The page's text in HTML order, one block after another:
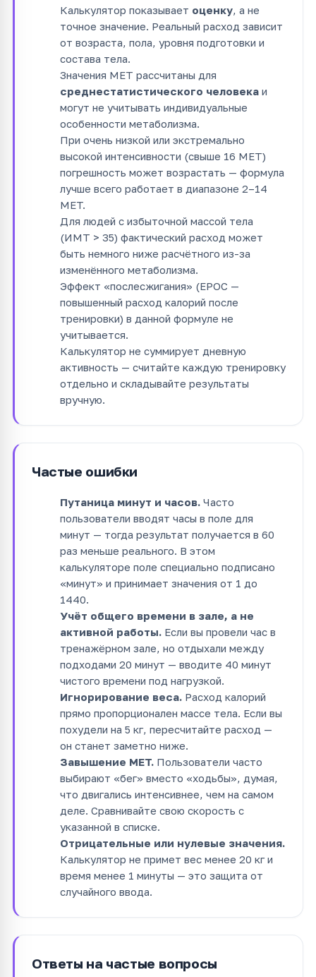
Калькулятор показывает оценку, а не
точное значение. Реальный расход зависит
от возраста, пола, уровня подготовки и
состава тела.
Значения MET рассчитаны для
среднестатистического человека и
могут не учитывать индивидуальные
особенности метаболизма.
При очень низкой или экстремально
высокой интенсивности (свыше 16 MET)
погрешность может возрастать — формула
лучше всего работает в диапазоне 2–14
MET.
Для людей с избыточной массой тела
(ИМТ > 35) фактический расход может
быть немного ниже расчётного из-за
изменённого метаболизма.
Эффект «послесжигания» (EPOC —
повышенный расход калорий после
тренировки) в данной формуле не
учитывается.
Калькулятор не суммирует дневную
активность — считайте каждую тренировку
отдельно и складывайте результаты
вручную.
Частые ошибки
Путаница минут и часов. Часто
пользователи вводят часы в поле для
минут — тогда результат получается в 60
раз меньше реального. В этом
калькуляторе поле специально подписано
«минут» и принимает значения от 1 до
1440.
Учёт общего времени в зале, а не
активной работы. Если вы провели час в
тренажёрном зале, но отдыхали между
подходами 20 минут — вводите 40 минут
чистого времени под нагрузкой.
Игнорирование веса. Расход калорий
прямо пропорционален массе тела. Если вы
похудели на 5 кг, пересчитайте расход —
он станет заметно ниже.
Завышение MET. Пользователи часто
выбирают «бег» вместо «ходьбы», думая,
что двигались интенсивнее, чем на самом
деле. Сравнивайте свою скорость с
указанной в списке.
Отрицательные или нулевые значения.
Калькулятор не примет вес менее 20 кг и
время менее 1 минуты — это защита от
случайного ввода.
Ответы на частые вопросы